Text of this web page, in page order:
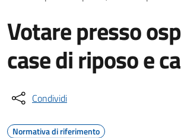
Votare presso
case di riposo e
Condividi
Normativa di riferimento